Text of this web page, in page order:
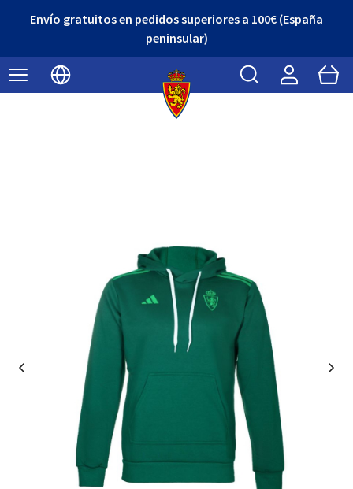
Envío gratuitos en pedidos superiores a 100€ (España
peninsular)
Seleccionar idioma
Buscar Cart